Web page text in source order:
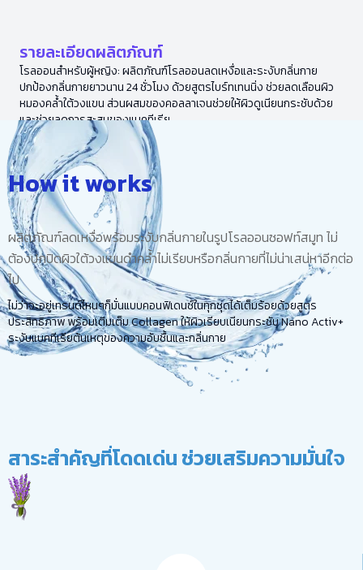
รายละเอียดผลิตภัณฑ์
โรลออนสำหรับผู้หญิง: ผลิตภัณฑ์โรลออนลดเหงื่อและระงับกลิ่นกาย
ปกป้องกลิ่นกายยาวนาน 24 ชั่วโมง ด้วยสูตรไบร์ทเทนนิ่ง ช่วยลดเลือนผิว
หมองคล้ำใต้วงแขน ส่วนผสมของคอลลาเจนช่วยให้ผิวดูเนียนกระชับด้วย
และช่วยลดการสะสมของแบคทีเรีย
How it works
ผลิตภัณฑ์ลดเหงื่อพร้อมระงับกลิ่นกายในรูปโรลออนซอฟท์สมูท ไม่
ต้องปกปิดผิวใต้วงแขนดำคล้ำไม่เรียบหรือกลิ่นกายที่ไม่น่าเสน่หาอีกต่อ
ไป
ไม่ว่าจะอยู่เทรนด์ไหนๆก็มั่นแบบคอนฟิเดนซ์ในทุกชุดได้เต็มร้อยด้วยสูตร
ประสิทธิภาพ พร้อมเติมเต็ม Collagen ให้ผิวเรียบเนียนกระชับ Nano Activ+
ระงับแบคทีเรียต้นเหตุของความอับชื้นและกลิ่นกาย
สาระสำคัญที่โดดเด่น ช่วยเสริมความมั่นใจ